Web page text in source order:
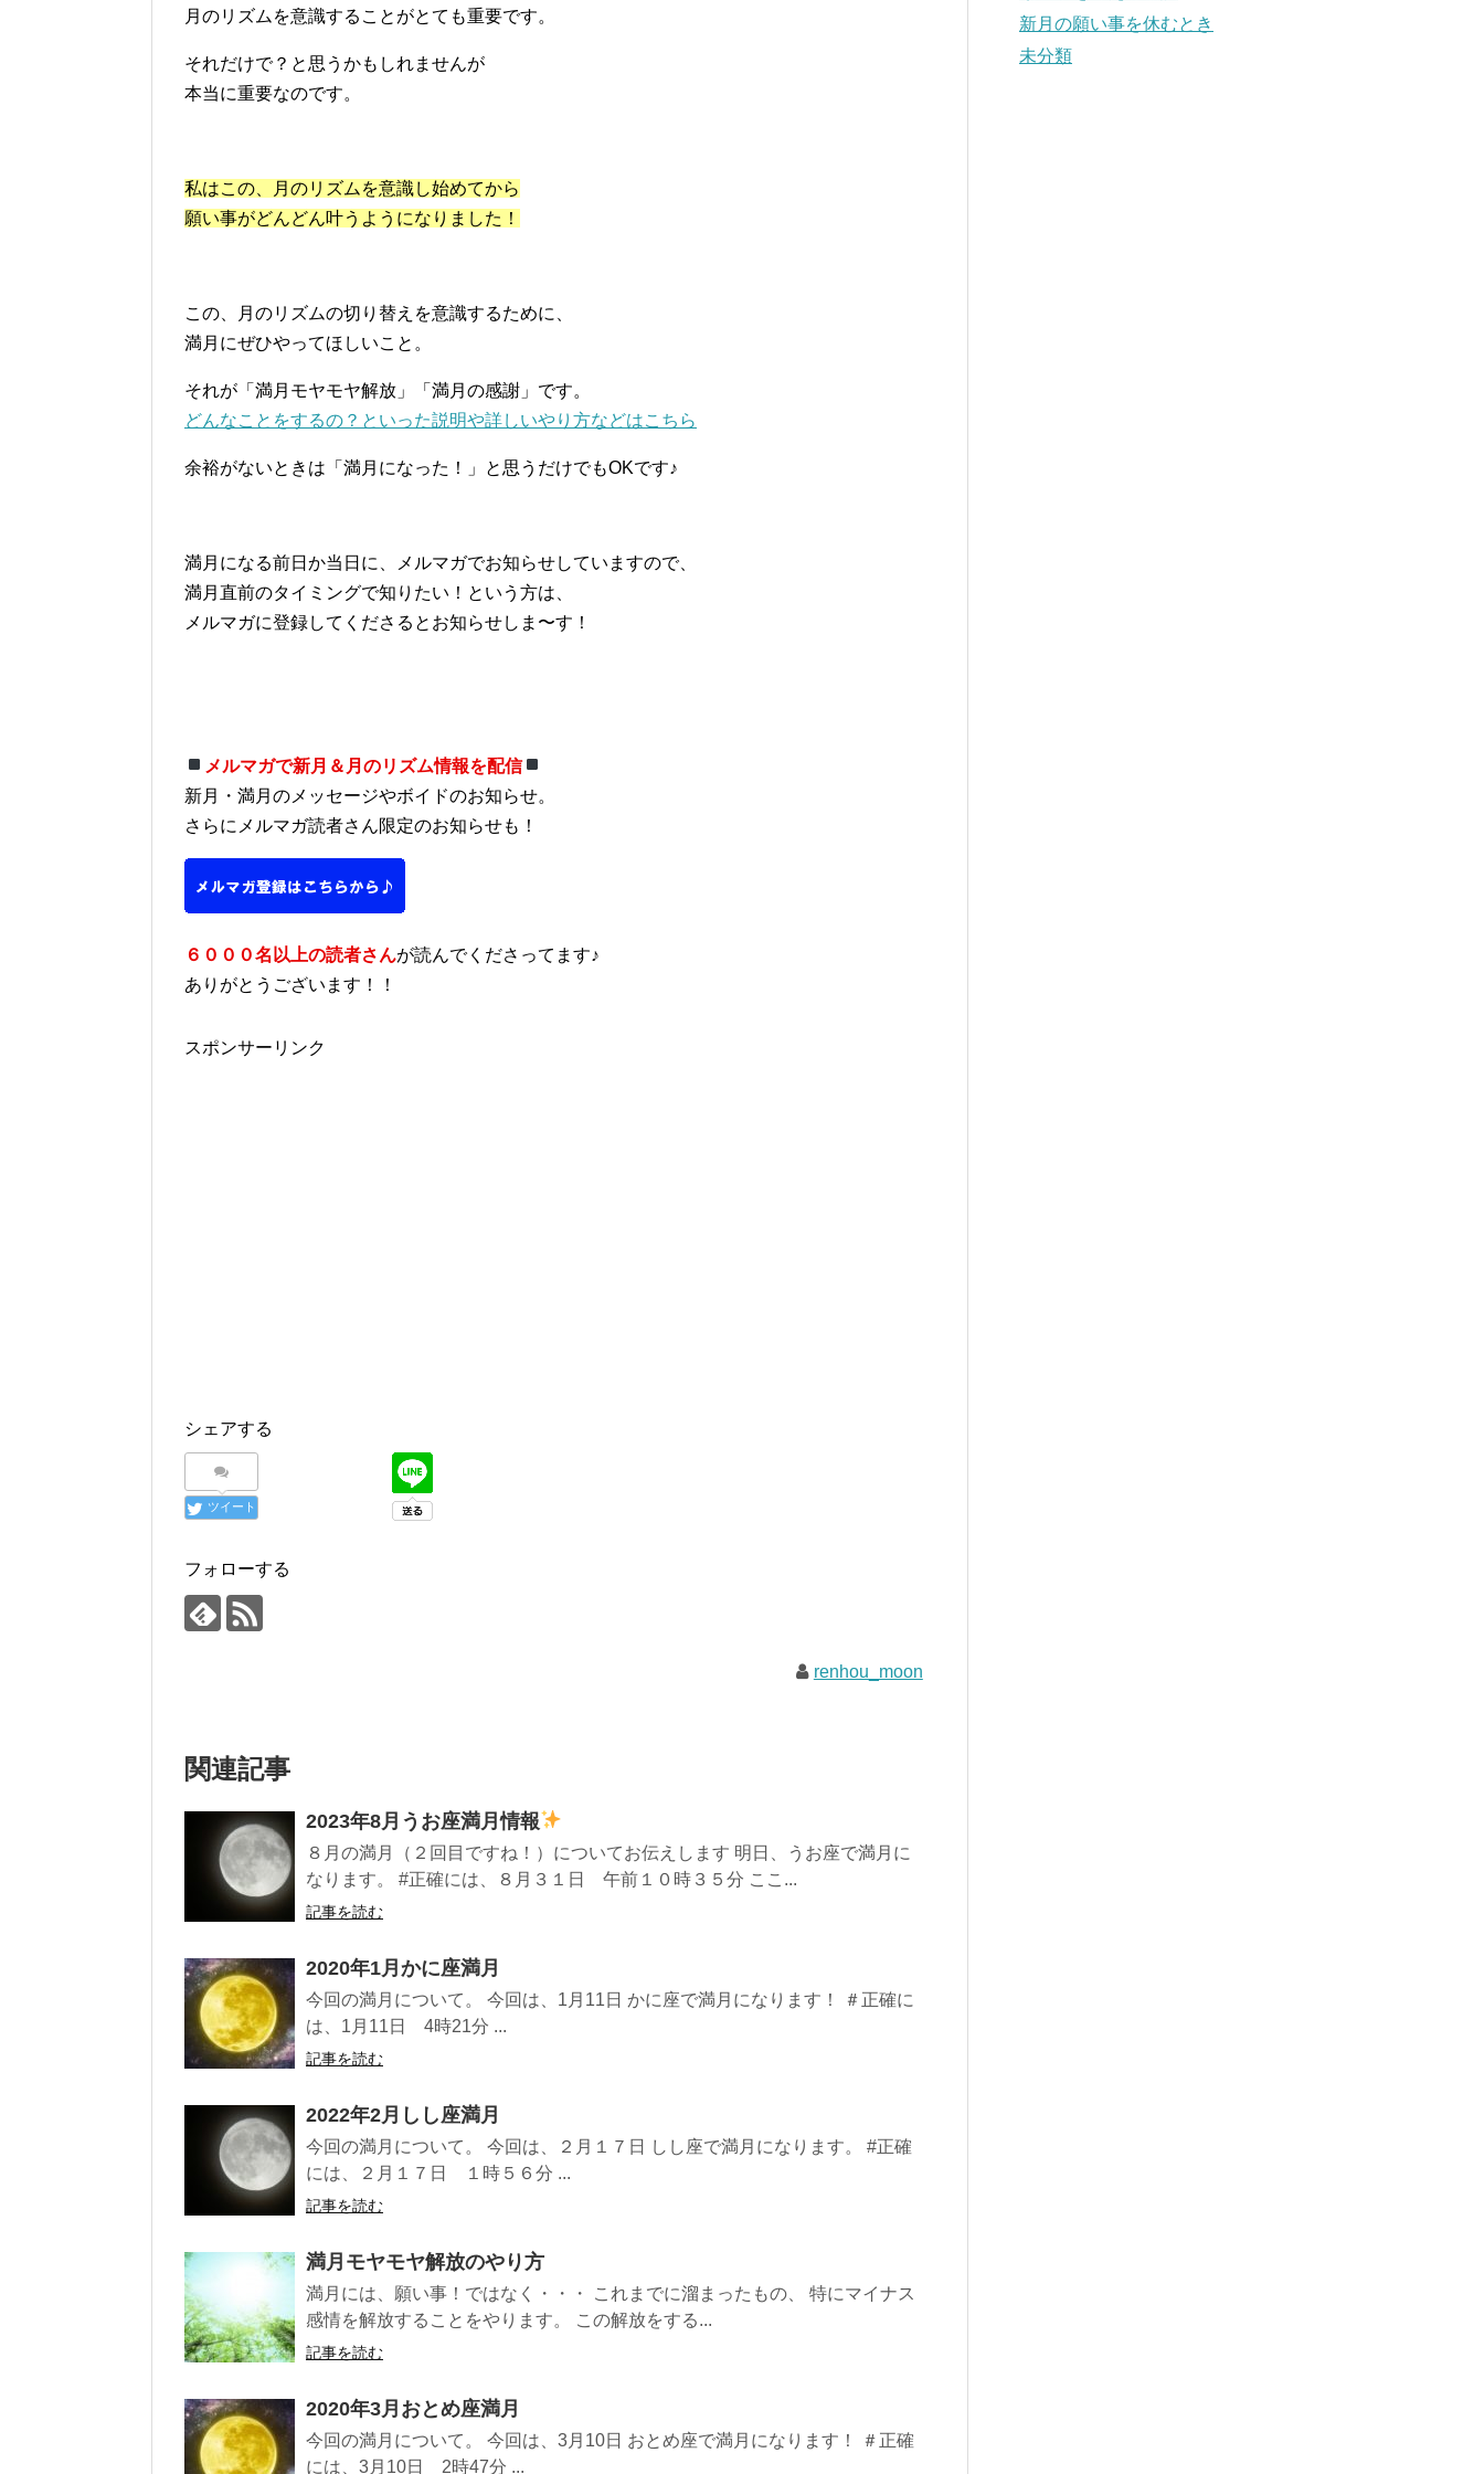
月のリズムを意識することがとても重要です。
それだけで？と思うかもしれませんが
本当に重要なのです。
私はこの、月のリズムを意識し始めてから
願い事がどんどん叶うようになりました！
この、月のリズムの切り替えを意識するために、
満月にぜひやってほしいこと。
それが「満月モヤモヤ解放」「満月の感謝」です。
どんなことをするの？といった説明や詳しいやり方などはこちら
余裕がないときは「満月になった！」と思うだけでもOKです♪
満月になる前日か当日に、メルマガでお知らせしていますので、
満月直前のタイミングで知りたい！という方は、
メルマガに登録してくださるとお知らせしま〜す！
メルマガで新月＆月のリズム情報を配信
新月・満月のメッセージやボイドのお知らせ。
さらにメルマガ読者さん限定のお知らせも！
６０００名以上の読者さんが読んでくださってます♪
ありがとうございます！！
スポンサーリンク
シェアする
ツイート
フォローする
renhou_moon
関連記事
2023年8月うお座満月情報
８月の満月（２回目ですね！）についてお伝えします 明日、うお座で満月に
なります。 #正確には、８月３１日 午前１０時３５分 ここ...
記事を読む
2020年1月かに座満月
今回の満月について。 今回は、1月11日 かに座で満月になります！ ＃正確に
は、1月11日 4時21分 ...
記事を読む
2022年2月しし座満月
今回の満月について。 今回は、２月１７日 しし座で満月になります。 #正確
には、２月１７日 １時５６分 ...
記事を読む
満月モヤモヤ解放のやり方
満月には、願い事！ではなく・・・ これまでに溜まったもの、 特にマイナス
感情を解放することをやります。 この解放をする...
記事を読む
2020年3月おとめ座満月
今回の満月について。 今回は、3月10日 おとめ座で満月になります！ ＃正確
には、3月10日 2時47分 ...
新月の願い事を休むとき
未分類